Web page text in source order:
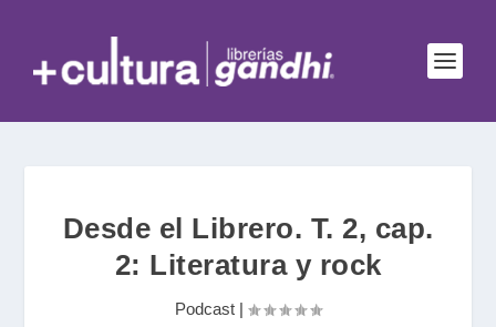
Desde el Librero. T. 2, cap.
2: Literatura y rock
Podcast |